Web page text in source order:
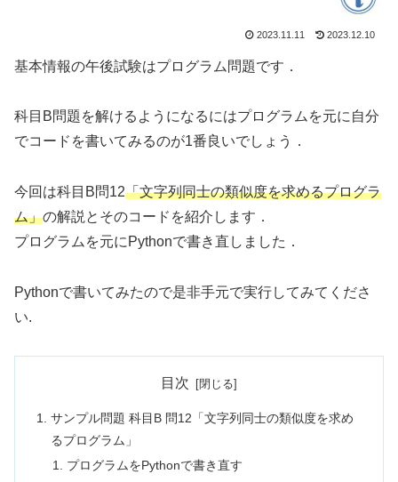
2023.11.11 2023.12.10
基本情報の午後試験はプログラム問題です．
科目B問題を解けるようになるにはプログラムを元に自分
でコードを書いてみるのが1番良いでしょう．
今回は科目B問12「文字列同士の類似度を求めるプログラ
ム」の解説とそのコードを紹介します．
プログラムを元にPythonで書き直しました．
Pythonで書いてみたので是非手元で実行してみてくださ
い.
目次
サンプル問題 科目B 問12「文字列同士の類似度を求め
るプログラム」
プログラムをPythonで書き直す